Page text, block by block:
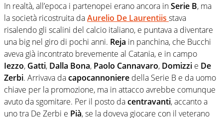
In realtà, all’epoca i partenopei erano ancora inSerie B, ma
la società ricostruita daAurelio De Laurentiis stava
risalendo gli scalini del calcio italiano, e puntava a diventare
una big nel giro di pochi anni. Reja in panchina, che Bucchi
aveva già incontrato brevemente al Catania, e in campo
Iezzo, Gatti, Dalla Bona, Paolo Cannavaro, Domizzi e De
Zerbi. Arrivava dacapocannoniere della Serie B e da uomo
chiave per la promozione, ma in attacco avrebbe comunque
avuto da sgomitare. Per il posto dacentravanti, accanto a
uno tra De Zerbi e Pià, se la doveva giocare con il veterano